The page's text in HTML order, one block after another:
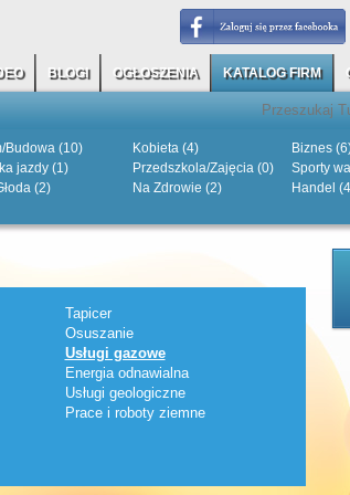
BLOGI OGŁOSZENIA KATALOG FIRM
Budowa (10) Kobieta (4) Biznes
jazdy (1) Przedszkola/Zajęcia (0) Sporty
(2) Na Zdrowie (2) Handel
Tapicer
Osuszanie
Usługi gazowe
Energia odnawialna
Usługi geologiczne
Prace i roboty ziemne